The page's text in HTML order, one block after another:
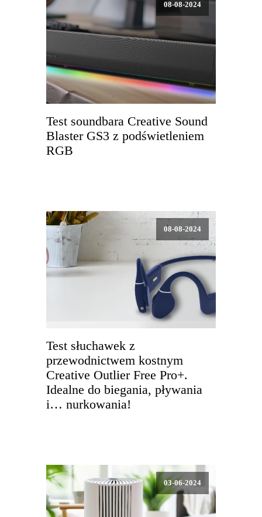
08-08-2024
Test soundbara Creative Sound
Blaster GS3 z podświetleniem
RGB
08-08-2024
Test słuchawek z
przewodnictwem kostnym
Creative Outlier Free Pro+.
Idealne do biegania, pływania
i… nurkowania!
03-06-2024